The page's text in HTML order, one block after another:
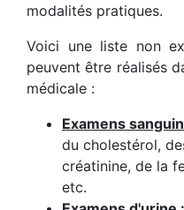
modalités pratiques.
Voici une liste non
peuvent être réalisés
médicale :
Examens
du cholestérol,
créatinine, de la
etc.